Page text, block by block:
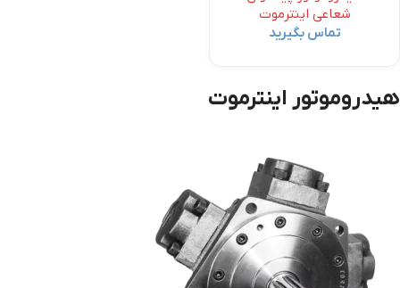
شعاعی اینترموت
تماس بگیرید
هیدروموتور اینترموت